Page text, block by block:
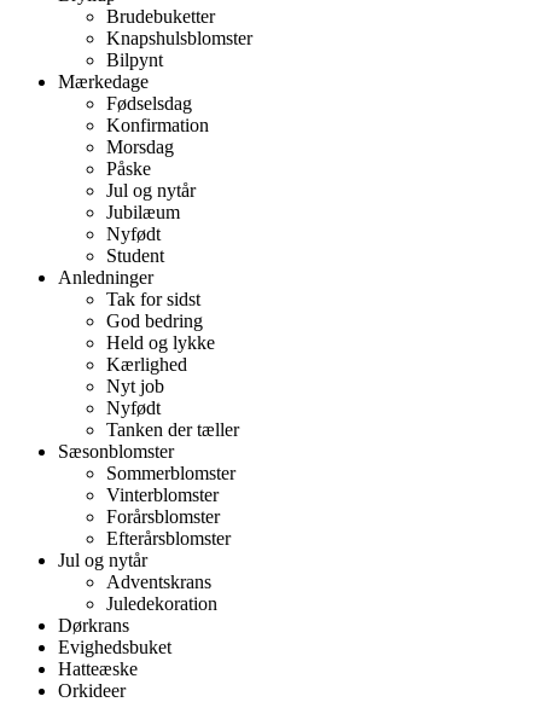
Brudebuketter
Knapshulsblomster
Bilpynt
Mærkedage
Fødselsdag
Konfirmation
Morsdag
Påske
Jul og nytår
Jubilæum
Nyfødt
Student
Anledninger
Tak for sidst
God bedring
Held og lykke
Kærlighed
Nyt job
Nyfødt
Tanken der tæller
Sæsonblomster
Sommerblomster
Vinterblomster
Forårsblomster
Efterårsblomster
Jul og nytår
Adventskrans
Juledekoration
Dørkrans
Evighedsbuket
Hatteæske
Orkideer